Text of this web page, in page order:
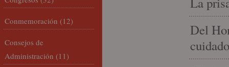
Del
cuidado
Conmemoración (12)
Consejos de
Administración (11)